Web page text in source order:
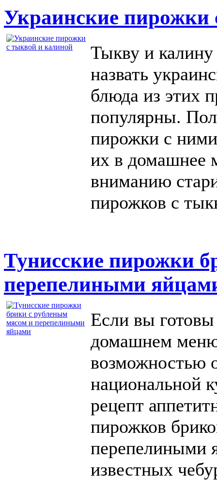
Украинские пирожки
Тыкву и
назвать
блюда из этих
популярны.
пирожки с
их в домашнее
вниманию
пирожков с
Тунисские пирожки
перепелиными
Если вы
домашнем
возможностью
национальной
рецепт
пирожков
перепелиными
известных